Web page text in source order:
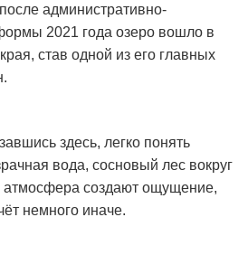
административно-
2021 года озеро вошло в
став одной из его главных
здесь, легко понять
вода, сосновый лес вокруг
атмосфера создают ощущение,
немного иначе.